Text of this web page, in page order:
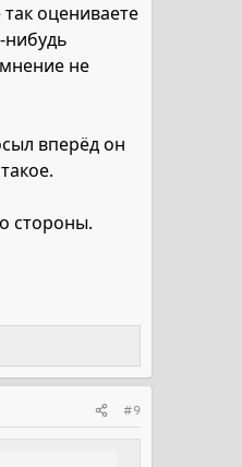
оцениваете
не
вперёд он
стороны.
#9